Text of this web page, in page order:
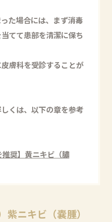
た場合には、まず消毒
てて患部を清潔に保ち
膚科を受診することが
くは、以下の章を参考
推奨】黄ニキビ（膿
ニキビ（嚢腫）